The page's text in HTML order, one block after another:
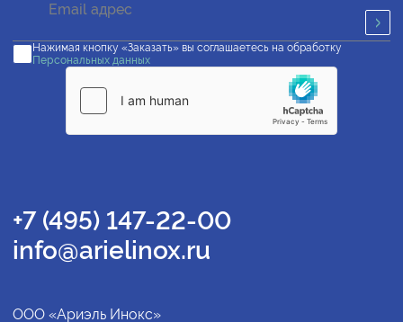
Нажимая кнопку «Заказать» вы соглашаетесь на обработку
Персональных данных
+7 (495) 147-22-00
info@arielinox.ru
ООО «Ариэль Инокс»